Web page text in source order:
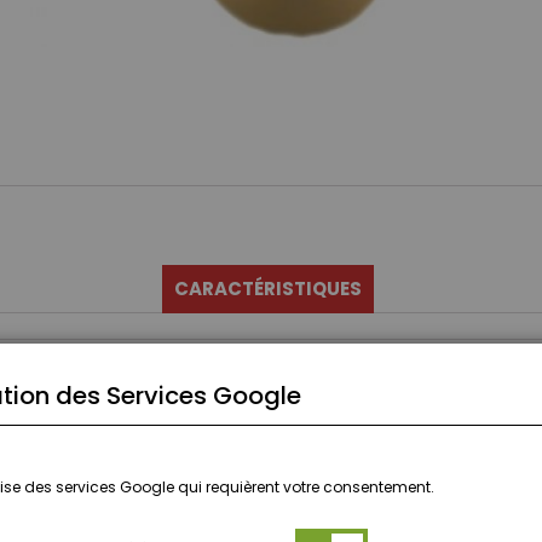
CARACTÉRISTIQUES
des Services Google
des services Google qui requièrent votre consentement.